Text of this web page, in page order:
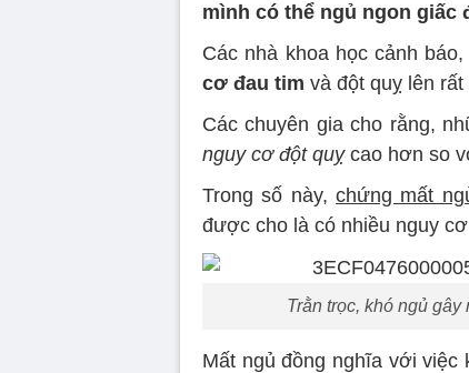
mình có thể ngủ ngon giấc
Các nhà khoa học cảnh
cơ đau tim và đột quỵ lên rất
Các chuyên gia cho rằng,
nguy cơ đột quỵcao hơn so
Trong số này,chứng mất
được cho là có nhiều nguy
Trằn trọc, khó ngủ
Mất ngủ đồng nghĩa với